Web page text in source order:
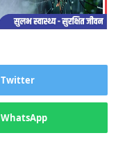
Twitter
WhatsApp